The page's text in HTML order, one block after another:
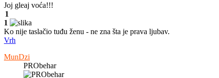
Joj gleaj voća!!!
1
1
Ko nije taslačio tuđu ženu - ne zna šta je prava ljubav.
Vrh
MunDzi
PRObehar